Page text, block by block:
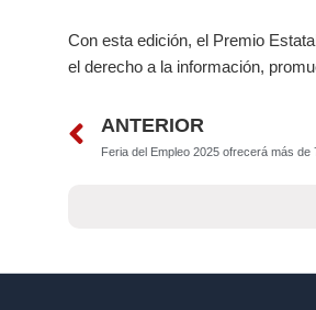
Con esta edición, el Premio
el derecho a la información,
Prev
ANTERIOR
Feria del Empleo 2025 ofrecerá más